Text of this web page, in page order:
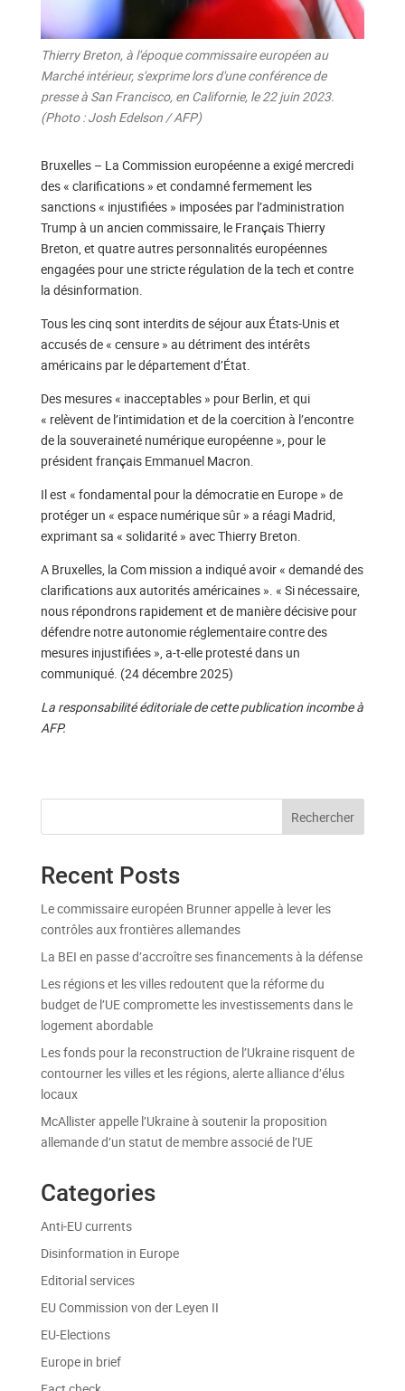
Thierry Breton, à l'époque commissaire européen au
Marché intérieur, s'exprime lors d'une conférence de
presse à San Francisco, en Californie, le 22 juin 2023.
(Photo : Josh Edelson / AFP)
Bruxelles – La Commission européenne a exigé mercredi
des « clarifications » et condamné fermement les
sanctions « injustifiées » imposées par l’administration
Trump à un ancien commissaire, le Français Thierry
Breton, et quatre autres personnalités européennes
engagées pour une stricte régulation de la tech et contre
la désinformation.
Tous les cinq sont interdits de séjour aux États-Unis et
accusés de « censure » au détriment des intérêts
américains par le département d’État.
Des mesures « inacceptables » pour Berlin, et qui
« relèvent de l’intimidation et de la coercition à l’encontre
de la souveraineté numérique européenne », pour le
président français Emmanuel Macron.
Il est « fondamental pour la démocratie en Europe » de
protéger un « espace numérique sûr » a réagi Madrid,
exprimant sa « solidarité » avec Thierry Breton.
A Bruxelles, la Com mission a indiqué avoir « demandé des
clarifications aux autorités américaines ». « Si nécessaire,
nous répondrons rapidement et de manière décisive pour
défendre notre autonomie réglementaire contre des
mesures injustifiées », a-t-elle protesté dans un
communiqué. (24 décembre 2025)
La responsabilité éditoriale de cette publication incombe à
AFP.
Rechercher
Recent Posts
Le commissaire européen Brunner appelle à lever les
contrôles aux frontières allemandes
La BEI en passe d’accroître ses financements à la défense
Les régions et les villes redoutent que la réforme du
budget de l’UE compromette les investissements dans le
logement abordable
Les fonds pour la reconstruction de l’Ukraine risquent de
contourner les villes et les régions, alerte alliance d’élus
locaux
McAllister appelle l’Ukraine à soutenir la proposition
allemande d’un statut de membre associé de l’UE
Categories
Anti-EU currents
Disinformation in Europe
Editorial services
EU Commission von der Leyen II
EU-Elections
Europe in brief